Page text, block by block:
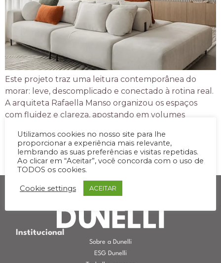
Este projeto traz uma leitura contemporânea do
morar: leve, descomplicado e conectado à rotina real.
A arquiteta Rafaella Manso organizou os espaços
com fluidez e clareza, apostando em volumes
acolhem. Na sala, a base neutra se apoia em tecidos
suaves e texturas agradáveis, com pinceladas de cor
nos […]
Institucional
Sobre a Dunelli
ESG Dunelli
Utilizamos cookies no nosso site para lhe
proporcionar a experiência mais relevante,
lembrando as suas preferências e visitas repetidas.
Ao clicar em “Aceitar”, você concorda com o uso de
TODOS os cookies.
Cookie settings ACEITAR